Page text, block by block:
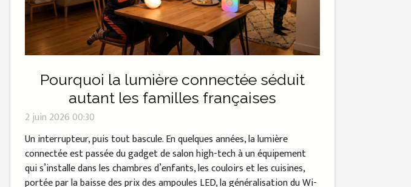
Pourquoi la lumière connectée séduit
autant les familles françaises
2 juin 2026 00:30
Un interrupteur, puis tout bascule. En quelques années, la lumière
connectée est passée du gadget de salon high-tech à un équipement
qui s’installe dans les chambres d’enfants, les couloirs et les cuisines,
portée par la baisse des prix des ampoules LED, la généralisation du Wi-